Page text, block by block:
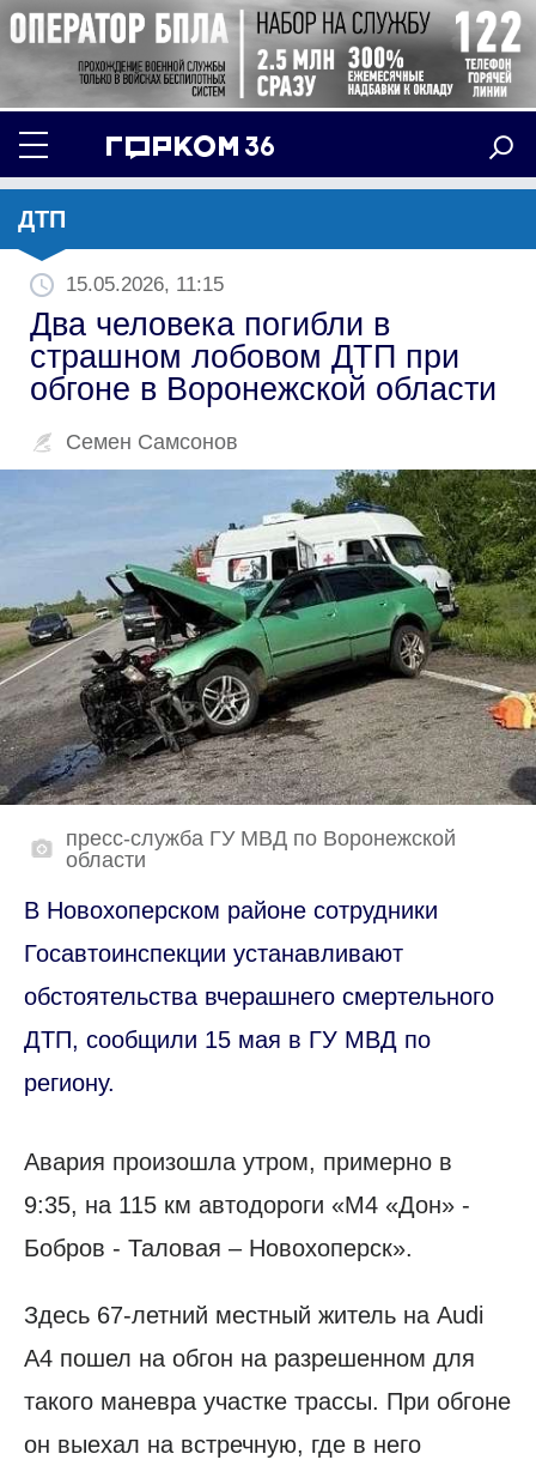
ДТП
15.05.2026, 11:15
Два человека погибли в
страшном лобовом ДТП при
обгоне в Воронежской области
Семен Самсонов
пресс-служба ГУ МВД по Воронежской
области
В Новохоперском районе сотрудники
Госавтоинспекции устанавливают
обстоятельства вчерашнего смертельного
ДТП, сообщили 15 мая в ГУ МВД по
региону.
Авария произошла утром, примерно в
9:35, на 115 км автодороги «М4 «Дон» -
Бобров - Таловая – Новохоперск».
Здесь 67-летний местный житель на Audi
A4 пошел на обгон на разрешенном для
такого маневра участке трассы. При обгоне
он выехал на встречную, где в него